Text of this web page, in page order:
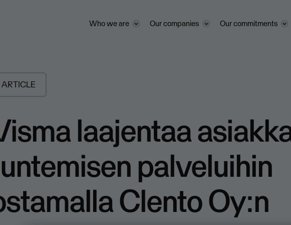
Who we are Our companies Our commitments
ARTICLE
laajentaa
palveluihin
Clento Oy:n